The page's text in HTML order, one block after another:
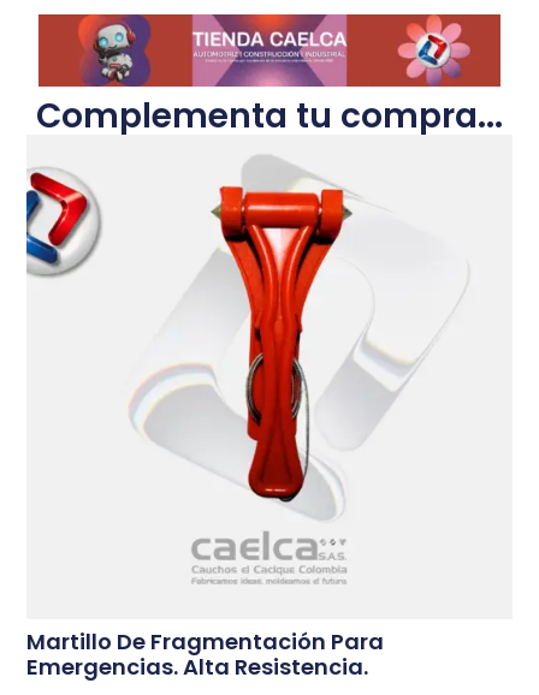
Complementa tu compra...
Martillo De Fragmentación Para
Emergencias. Alta Resistencia.